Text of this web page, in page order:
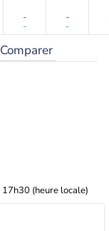
-
-
-
-
Comparer
17h30 (heure locale)